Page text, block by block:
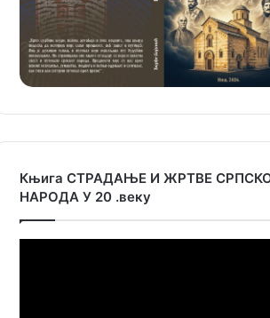
Књига СТРАДАЊЕ И ЖРТВЕ
НАРОДА У 20 .веку